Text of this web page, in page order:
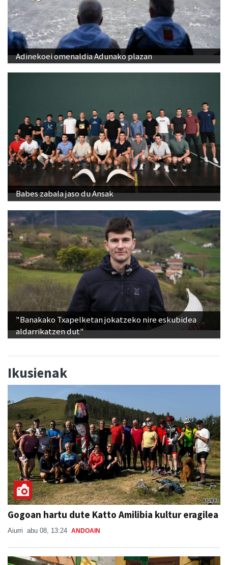
Adinekoei omenaldia Adunako plazan
Babes zabala jaso du Ansak
"Banakako Txapelketan jokatzeko nire eskubidea
aldarrikatzen dut"
Ikusienak
Gogoan hartu dute Katto Amilibia kultur eragilea
Aiurri abu 08, 13:24 ANDOAIN